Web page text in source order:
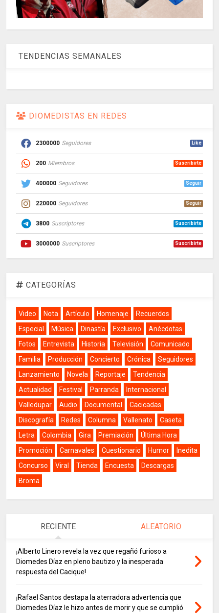
TENDENCIAS SEMANALES
DIOMEDISTAS EN REDES
2300000 Seguidores Like
200 Miembros Suscribirte
400000 Seguidores Seguir
220000 Seguidores Seguir
3800 Suscriptores Suscribirte
3000000 Suscriptores Suscribirte
CATEGORÍAS
Video Nota Artículo Homenaje
Recuerdos
Especial
Música Dinastía Exclusivo
Anécdotas
Fotos
Entrevista Historia Televisión
Comunicado
Familia
Producción Concierto Crónica
Seguidores
Lanzamiento
Novela Reportaje
Tendencia
Actualidad
Festival Parranda
Internacional
Valledupar
Audio Documental
Cacicadas
Discografía
Redes Columna Vallenato
Caseta
Letra
Colombia Gira Premiación
Última Hora
Promoción
Carnavales Cuestionario Humor
Inedita
Concurso
Viral Tienda Encuesta
Descargas
Broma
RECIENTE ALEATORIO
¡Alberto Linero revela la vez que regañó furioso a
Diomedes Díaz en pleno bautizo y la inesperada
respuesta del Cacique!
¡Rafael Santos destapa la aterradora advertencia que
Diomedes Díaz le hizo antes de morir y que se cumplió